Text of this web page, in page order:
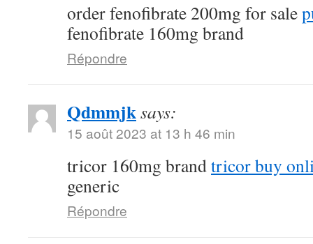
order fenofibrate 200mg for sale
fenofibrate 160mg brand
Répondre
Qdmmjksays:
15 août 2023 at 13 h 46 min
tricor 160mg brandtricor buy
generic
Répondre